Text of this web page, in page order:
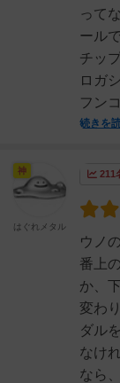
って
ール
チッ
ロガ
フン
続きを
211
ウノ
番上
か、
変わ
ダル
なけ
なら
神
はぐれメタル